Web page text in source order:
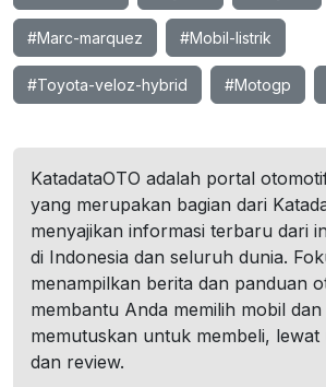
#Marc-marquez #Mobil-listrik
#Toyota-veloz-hybrid #Motogp
KatadataOTO adalah portal
yang merupakan bagian dari
menyajikan informasi terbaru dari
di Indonesia dan seluruh dunia.
menampilkan berita dan panduan
membantu Anda memilih mobil
memutuskan untuk membeli, lewat
dan review.